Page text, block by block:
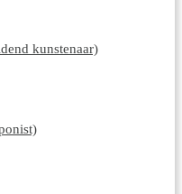
kunstenaar)